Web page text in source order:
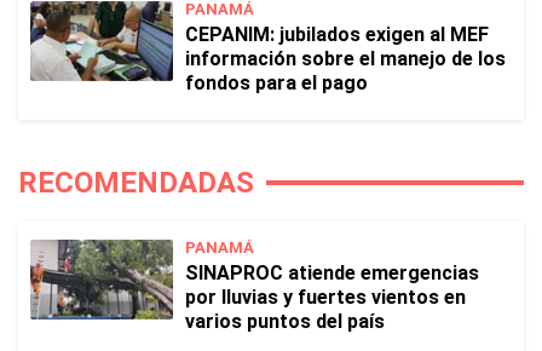
PANAMÁ
CEPANIM: jubilados exigen al MEF
información sobre el manejo de los
fondos para el pago
RECOMENDADAS
PANAMÁ
SINAPROC atiende emergencias
por lluvias y fuertes vientos en
varios puntos del país